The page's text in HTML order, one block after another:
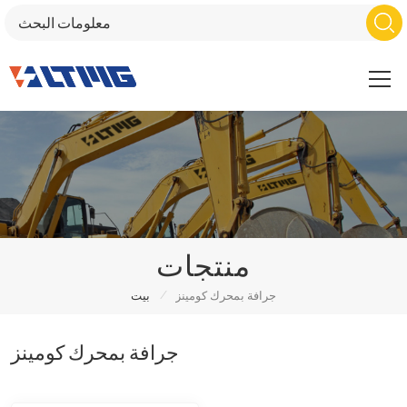
منتجات
بيت / جرافة بمحرك كومينز
جرافة بمحرك كومينز